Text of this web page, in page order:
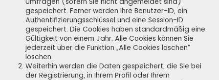
gespeichert. Ferner werden Ihre Benutzer-ID, ein
Authentifizierungsschlüssel und eine Session-ID
gespeichert. Die Cookies haben standardmäßig eine
Gültigkeit von einem Jahr. Alle Cookies können Sie
jederzeit über die Funktion „Alle Cookies löschen“
löschen.
Weiterhin werden die Daten gespeichert, die Sie bei
der Registrierung, in Ihrem Profil oder Ihrem